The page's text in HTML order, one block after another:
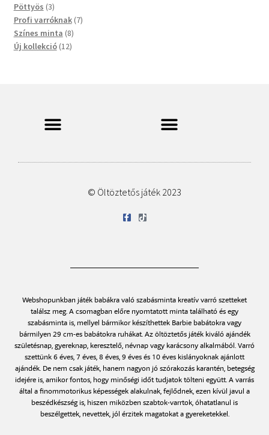
Pöttyös 3
Profi varróknak 7
Színes minta 8
Új kollekció 12
© Öltöztetős játék 2023
Webshopunkban játék babákra való szabásminta kreatív varró szetteket
találsz meg. A csomagban előre nyomtatott minta található és egy
szabásminta is, mellyel bármikor készíthettek Barbie babátokra vagy
bármilyen 29 cm-es babátokra ruhákat. Az öltöztetős játék kiváló ajándék
születésnap, gyereknap, keresztelő, névnap vagy karácsony alkalmából. Varró
szettünk 6 éves, 7 éves, 8 éves, 9 éves és 10 éves kislányoknak ajánlott
ajándék. De nem csak játék, hanem nagyon jó szórakozás karantén, betegség
idejére is, amikor fontos, hogy minőségi időt tudjatok tölteni együtt. A varrás
által a finommotorikus képességek alakulnak, fejlődnek, ezen kívül javul a
beszédkészség is, hiszen miközben szabtok-varrtok, óhatatlanul is
beszélgettek, nevettek, jól érzitek magatokat a gyereketekkel.